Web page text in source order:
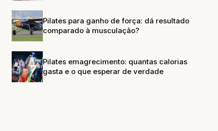
Pilates para ganho de força: dá resultado
comparado à musculação?
Pilates emagrecimento: quantas calorias
gasta e o que esperar de verdade